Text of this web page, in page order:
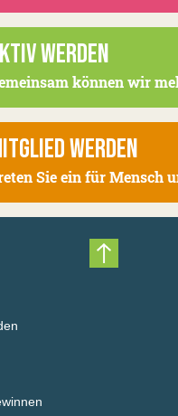
WERDEN
können wir
WERDEN
Sie ein für Mensch
Nach